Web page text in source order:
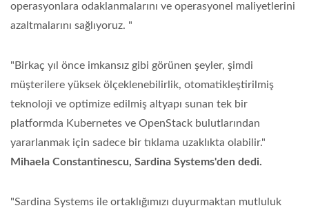
operasyonlara odaklanmalarını ve operasyonel maliyetlerini
azaltmalarını sağlıyoruz. "
"Birkaç yıl önce imkansız gibi görünen şeyler, şimdi
müşterilere yüksek ölçeklenebilirlik, otomatikleştirilmiş
teknoloji ve optimize edilmiş altyapı sunan tek bir
platformda Kubernetes ve OpenStack bulutlarından
yararlanmak için sadece bir tıklama uzaklıkta olabilir."
Mihaela Constantinescu, Sardina Systems'den dedi.
"Sardina Systems ile ortaklığımızı duyurmaktan mutluluk